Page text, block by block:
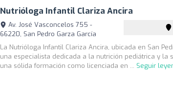
Nutrióloga Infantil Clariza Ancira
Av. José Vasconcelos 755 -
66220, San Pedro Garza García
La Nutrióloga Infantil Clariza Ancira, ubicada en San
una especialista dedicada a la nutrición pediátrica y la
una sólida formación como licenciada en ... Seguir